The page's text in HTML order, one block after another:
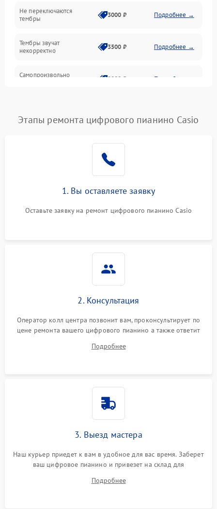
Аудио
Оптика
Не переключаются
тембры
3000 ₽ Подробнее →
Тембры звучат
некорректно
3500 ₽ Подробнее →
Самопроизвольно
2800 ₽ Подробнее →
Этапы ремонта цифрового пианино Casio
1. Вы оставляете заявку
Оставьте заявку на ремонт цифрового пианино Casio
2. Консультация
Оператор колл центра позвонит вам, проконсультирует по
цене ремонта вашего цифрового пианино а также ответит
Подробнее
3. Выезд мастера
Наш курьер приедет к вам в удобное для вас время. Заберет
ваш цифровое пианино и привезет на склад для
Подробнее